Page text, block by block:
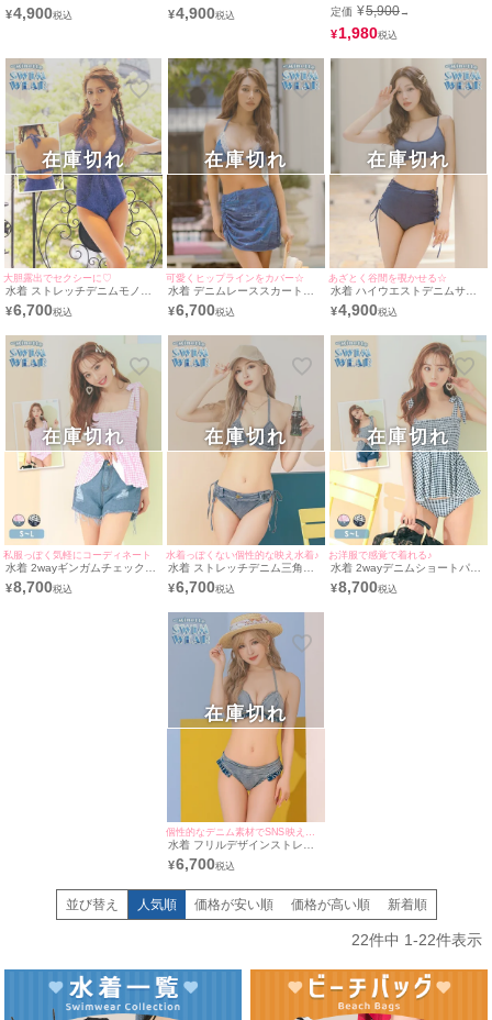
¥4,900 ¥4,900 定価 ¥5,900→
¥1,980
大胆露出でセクシーに♡
水着 ストレッチデニムモノキ
ニギャルセクシーホルターネッ
クビキニ
¥6,700
在庫切れ
可愛くヒップラインをカバー☆
水着 デニムレーススカート付
き三角ホルターネックギャルビ
キニ
¥6,700
在庫切れ
あざとく谷間を覗かせる☆
水着 ハイウエストデニムサイ
ドレースアップビスチェギャル
ビキニ
¥4,900
在庫切れ
私服っぽく気軽にコーディネート
水着 2wayギンガムチェック体
型カバーペプラムフリルデニム
ショートパンツ付きビキニ
¥8,700
在庫切れ
水着っぽくない個性的な映え水着♪
水着 ストレッチデニム三角ホ
ルターネックビキニ
¥6,700
在庫切れ
お洋服で感覚で着れる♪
水着 2wayデニムショートパン
ツ付き体型カバーギンガムチェ
ックペプラムフリルビキニ
¥8,700
在庫切れ
水着 フリルデザインストレッ
チデニム三角ホルターネックビ
キニ
¥6,700
在庫切れ
並び替え 人気順 価格が安い順 価格が高い順 新着順
22件中 1-22件表示